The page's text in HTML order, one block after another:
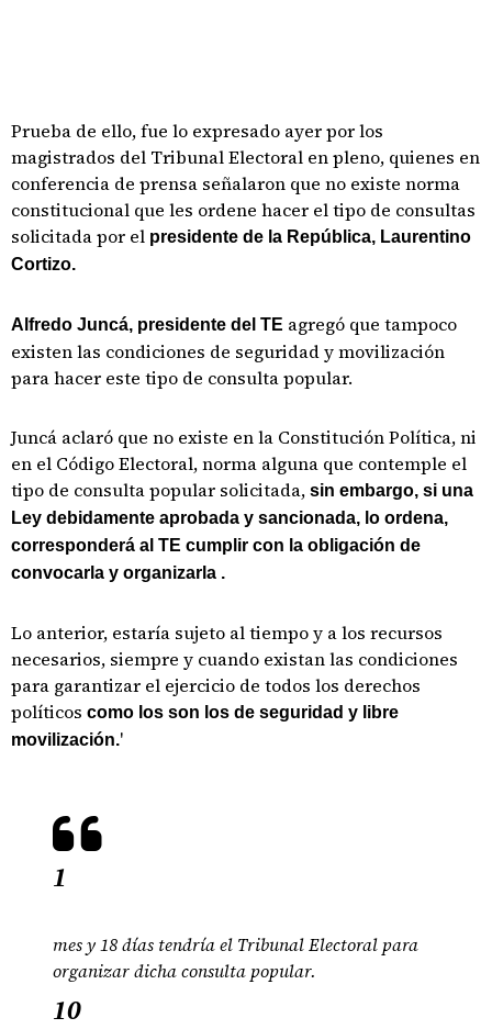
Prueba de ello, fue lo expresado ayer por los
magistrados del Tribunal Electoral en pleno, quienes en
conferencia de prensa señalaron que no existe norma
constitucional que les ordene hacer el tipo de consultas
solicitada por el presidente de la República, Laurentino
Cortizo.
Alfredo Juncá, presidente del TE agregó que tampoco
existen las condiciones de seguridad y movilización
para hacer este tipo de consulta popular.
Juncá aclaró que no existe en la Constitución Política, ni
en el Código Electoral, norma alguna que contemple el
tipo de consulta popular solicitada, sin embargo, si una
Ley debidamente aprobada y sancionada, lo ordena,
corresponderá al TE cumplir con la obligación de
convocarla y organizarla .
Lo anterior, estaría sujeto al tiempo y a los recursos
necesarios, siempre y cuando existan las condiciones
para garantizar el ejercicio de todos los derechos
políticos como los son los de seguridad y libre
movilización.'
1
mes y 18 días tendría el Tribunal Electoral para
organizar dicha consulta popular.
10